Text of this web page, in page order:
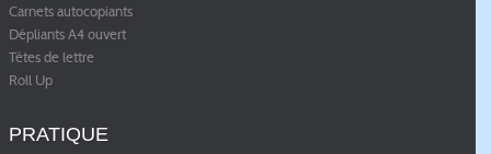
Carnets autocopiants
Dépliants A4 ouvert
Têtes de lettre
Roll Up
PRATIQUE